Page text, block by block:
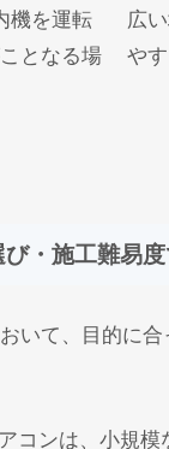
機を運転
となる場
広
や
・施工難易度
いて、目的に
コンは、小規